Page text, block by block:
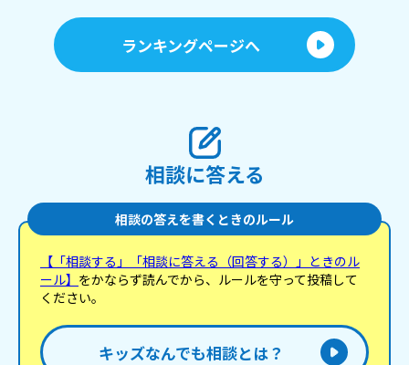
ランキングページへ
相談に答える
相談の答えを書くときのルール
【「相談する」「相談に答える（回答する）」ときのル
ール】 をかならず読んでから、ルールを守って投稿して
ください。
キッズなんでも相談とは？